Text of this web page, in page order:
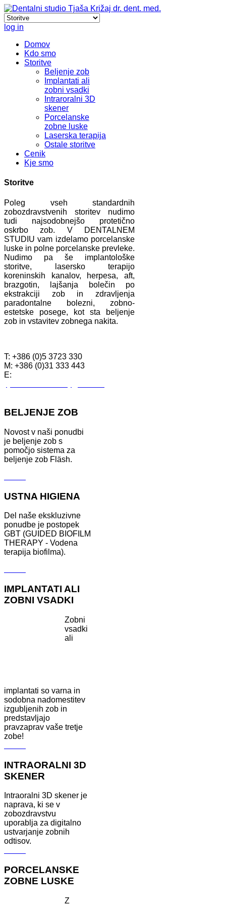
log in
Domov
Kdo smo
Storitve
Beljenje zob
Implantati ali
zobni vsadki
Intraroralni 3D
skener
Porcelanske
zobne luske
Laserska terapija
Ostale storitve
Cenik
Kje smo
Storitve
Poleg vseh standardnih
zobozdravstvenih storitev nudimo
tudi najsodobnejšo protetično
oskrbo zob. V DENTALNEM
STUDIU vam izdelamo porcelanske
luske in polne porcelanske prevleke.
Nudimo pa še implantološke
storitve, lasersko terapijo
koreninskih kanalov, herpesa, aft,
brazgotin, lajšanja bolečin po
ekstrakciji zob in zdravljenja
paradontalne bolezni, zobno-
estetske posege, kot sta beljenje
zob in vstavitev zobnega nakita.
T: +386 (0)5 3723 330
M: +386 (0)31 333 443
E:
BELJENJE ZOB
Novost v naši ponudbi
je beljenje zob s
pomočjo sistema za
beljenje zob Fläsh.
USTNA HIGIENA
Del naše ekskluzivne
ponudbe je postopek
GBT (GUIDED BIOFILM
THERAPY - Vodena
terapija biofilma).
IMPLANTATI ALI
ZOBNI VSADKI
Zobni
vsadki
ali
implantati so varna in
sodobna nadomestitev
izgubljenih zob in
predstavljajo
pravzaprav vaše tretje
zobe!
INTRAORALNI 3D
SKENER
Intraoralni 3D skener je
naprava, ki se v
zobozdravstvu
uporablja za digitalno
ustvarjanje zobnih
odtisov.
PORCELANSKE
ZOBNE LUSKE
Z